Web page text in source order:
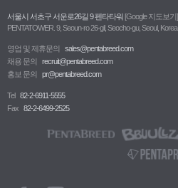
서울시 서초구 서운로26길 9 펜타타워 [Google 지도보기]
PENTATOWER. 9, Seoun-ro 26-gil, Seocho-gu, Seoul, Korea
영업 및 제휴문의
sales@pentabreed.com
채용 문의
recruit@pentabreed.com
홍보 문의
pr@pentabreed.com
Tel 82-2-6911-5555
Fax 82-2-6499-2525